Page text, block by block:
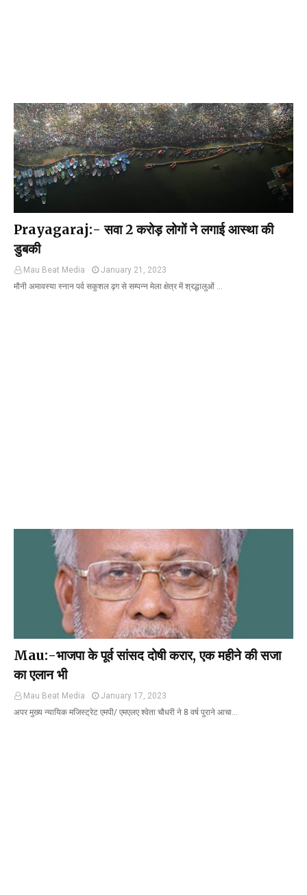
Prayagaraj:- सवा 2 करोड़ लोगों ने लगाई आस्था की
डुबकी
Mau Beat Media
January 21, 2023
मौनी अमावस्या स्नान पर्व सकुशल ढ़ग से सम्पन्न मेला क्षेत्र में श्रद्धालुओं …
Mau:-भाजपा के पूर्व सांसद दोषी करार, एक महीने की सजा
का एलान भी
Mau Beat Media
January 17, 2023
अपर मुख्य न्यायिक मजिस्ट्रेट एमपी/ एमएलए श्वेता चौधरी ने 8 वर्ष पुराने आचा…